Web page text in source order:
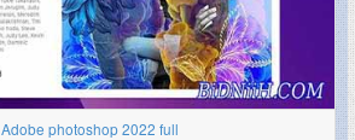
Adobe photoshop 2022 full